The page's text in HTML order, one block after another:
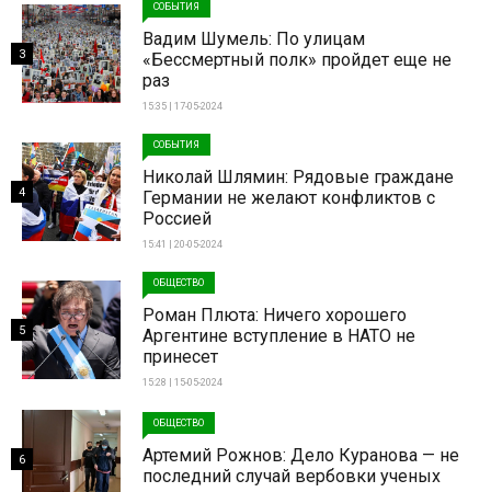
СОБЫТИЯ
Вадим Шумель: По улицам
«Бессмертный полк» пройдет еще не
раз
15:35 | 17-05-2024
3
СОБЫТИЯ
Николай Шлямин: Рядовые граждане
Германии не желают конфликтов с
Россией
15:41 | 20-05-2024
4
ОБЩЕСТВО
Роман Плюта: Ничего хорошего
Аргентине вступление в НАТО не
принесет
15:28 | 15-05-2024
5
ОБЩЕСТВО
Артемий Рожнов: Дело Куранова — не
последний случай вербовки ученых
6